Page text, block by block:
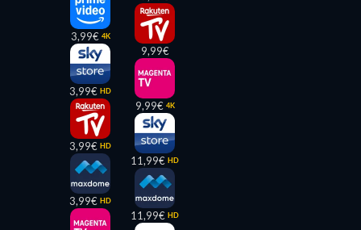
3,99€ 4K
3,99€ HD
3,99€ HD
3,99€ HD
9,99€
9,99€ 4K
11,99€ HD
11,99€ HD